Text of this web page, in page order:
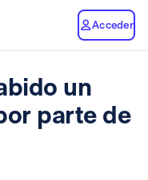
Acceder
un
parte de